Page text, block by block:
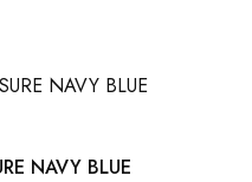
NAVY BLUE